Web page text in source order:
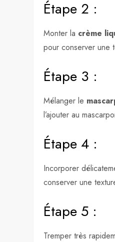
Étape 2 :
Monter la crème
pour conserver une
Étape 3 :
Mélanger le
l’ajouter au
Étape 4 :
Incorporer
conserver une
Étape 5 :
Tremper très